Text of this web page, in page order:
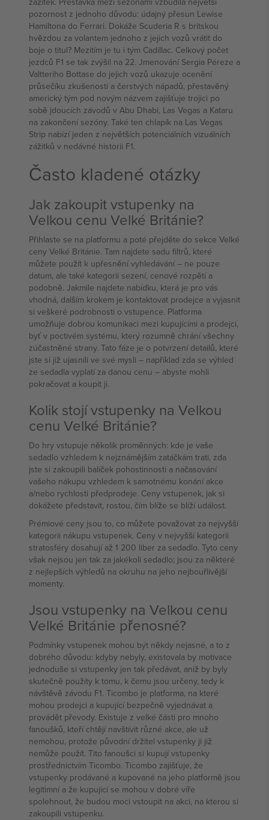
pozornost z jednoho důvodu: údajný přesun Lewise
Hamiltona do Ferrari. Dokáže Scuderia R s britskou
hvězdou za volantem jednoho z jejich vozů vrátit do
boje o titul? Mezitím je tu i tým Cadillac. Celkový počet
jezdců F1 se tak zvýšil na 22. Jmenování Sergia Péreze a
Valtteriho Bottase do jejich vozů ukazuje ocenění
průsečíku zkušeností a čerstvých nápadů, přestavěný
americký tým pod novým názvem zajišťuje trojici po
sobě jdoucích závodů v Abu Dhabi, Las Vegas a Kataru
na zakončení sezóny. Také ten chlapík na Las Vegas
Strip nabízí jeden z největších potenciálních vizuálních
zážitků v nedávné historii F1.
Často kladené otázky
Jak zakoupit vstupenky na
Velkou cenu Velké Británie?
Přihlaste se na platformu a poté přejděte do sekce Velké
ceny Velké Británie. Tam najdete sadu filtrů, které
můžete použít k upřesnění vyhledávání – ne pouze
datum, ale také kategorii sezení, cenové rozpětí a
podobně. Jakmile najdete nabídku, která je pro vás
vhodná, dalším krokem je kontaktovat prodejce a vyjasnit
si veškeré podrobnosti o vstupence. Platforma
umožňuje dobrou komunikaci mezi kupujícími a prodejci,
byť v poctivém systému, který rozumně chrání všechny
zúčastněné strany. Tato fáze je o potvrzení detailů, které
jste si již ujasnili ve své mysli – například zda se výhled
ze sedadla vyplatí za danou cenu – abyste mohli
pokračovat a koupit ji.
Kolik stojí vstupenky na Velkou
cenu Velké Británie?
Do hry vstupuje několik proměnných: kde je vaše
sedadlo vzhledem k nejznámějším zatáčkám trati, zda
jste si zakoupili balíček pohostinnosti a načasování
vašeho nákupu vzhledem k samotnému konání akce
a/nebo rychlosti předprodeje. Ceny vstupenek, jak si
dokážete představit, rostou, čím blíže se blíží událost.
Prémiové ceny jsou to, co můžete považovat za nejvyšší
kategorii nákupu vstupenek. Ceny v nejvyšší kategorii
stratosféry dosahují až 1 200 liber za sedadlo. Tyto ceny
však nejsou jen tak za jakékoli sedadlo; jsou za některé
z nejlepších výhledů na okruhu na jeho nejbouřlivější
momenty.
Jsou vstupenky na Velkou cenu
Velké Británie přenosné?
Podmínky vstupenek mohou být někdy nejasné, a to z
dobrého důvodu: kdyby nebyly, existovala by motivace
jednoduše si vstupenky jen tak předávat, aniž by byly
skutečně použity k tomu, k čemu jsou určeny, tedy k
návštěvě závodu F1. Ticombo je platforma, na které
mohou prodejci a kupující bezpečně vyjednávat a
provádět převody. Existuje z velké části pro mnoho
fanoušků, kteří chtějí navštívit různé akce, ale už
nemohou, protože původní držitel vstupenky ji již
nemůže použít. Tito fanoušci si kupují vstupenky
prostřednictvím Ticombo. Ticombo zajišťuje, že
vstupenky prodávané a kupované na jeho platformě jsou
legitimní a že kupující se mohou v dobré víře
spolehnout, že budou moci vstoupit na akci, na kterou si
zakoupili vstupenku.